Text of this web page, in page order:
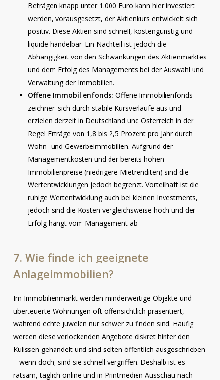
Beträgen knapp unter 1.000 Euro kann hier investiert
werden, vorausgesetzt, der Aktienkurs entwickelt sich
positiv. Diese Aktien sind schnell, kostengünstig und
liquide handelbar. Ein Nachteil ist jedoch die
Abhängigkeit von den Schwankungen des Aktienmarktes
und dem Erfolg des Managements bei der Auswahl und
Verwaltung der Immobilien.
Offene Immobilienfonds: Offene Immobilienfonds
zeichnen sich durch stabile Kursverläufe aus und
erzielen derzeit in Deutschland und Österreich in der
Regel Erträge von 1,8 bis 2,5 Prozent pro Jahr durch
Wohn- und Gewerbeimmobilien. Aufgrund der
Managementkosten und der bereits hohen
Immobilienpreise (niedrigere Mietrenditen) sind die
Wertentwicklungen jedoch begrenzt. Vorteilhaft ist die
ruhige Wertentwicklung auch bei kleinen Investments,
jedoch sind die Kosten vergleichsweise hoch und der
Erfolg hängt vom Management ab.
7. Wie finde ich geeignete
Anlageimmobilien?
Im Immobilienmarkt werden minderwertige Objekte und
überteuerte Wohnungen oft offensichtlich präsentiert,
während echte Juwelen nur schwer zu finden sind. Häufig
werden diese verlockenden Angebote diskret hinter den
Kulissen gehandelt und sind selten öffentlich ausgeschrieben
– wenn doch, sind sie schnell vergriffen. Deshalb ist es
ratsam, täglich online und in Printmedien Ausschau nach